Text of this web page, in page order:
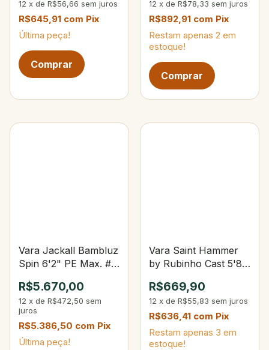
12 x de R$56,66 sem juros
R$645,91 com Pix
Última peça!
12 x de R$78,33 sem juros
R$892,91 com Pix
Restam apenas 2 em
estoque!
Vara Jackall Bambluz
Spin 6'2" PE Max. #3
R$5.670,00
12 x de R$472,50 sem
juros
R$5.386,50 com Pix
Última peça!
Vara Saint Hammer
by Rubinho Cast 5'8"
Partes
R$669,90
12 x de R$55,83 sem juros
R$636,41 com Pix
Restam apenas 3 em
estoque!